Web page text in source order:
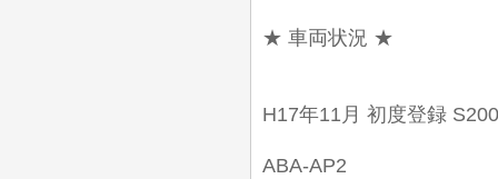
★ 車両状況 ★
H17年11月 初度登録
ABA-AP2